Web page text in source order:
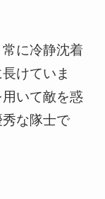
に冷静沈着
けていま
いて敵を惑
な隊士で